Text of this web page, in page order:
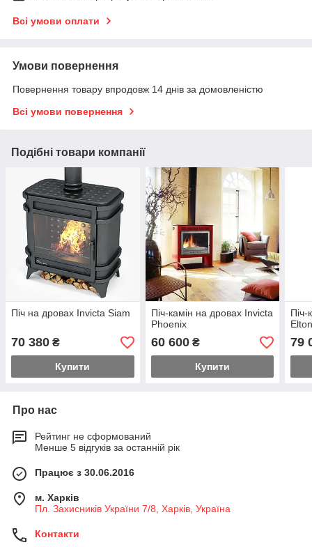
Всі умови оплати
Умови повернення
Повернення товару впродовж 14 днів за домовленістю
Всі умови повернення
Подібні товари компанії
Піч на дровах Invicta Siam
70 380 ₴
Купити
Піч-камін на дровах Invicta
Phoenix
60 600₴
Купити
Піч-
79
Про нас
Рейтинг не сформований
Менше 5 відгуків за останній рік
Працює з 30.06.2016
м. Харків
Пл. Захисників України 7/8, Харків, Україна
Контакти